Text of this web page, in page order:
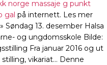
norge massaje g punkt
gal på internett. Les mer
Søndag 13. desember Halsa
og ungdomsskole Bilde:
Fra januar 2016 og ut
vikariat… Denne